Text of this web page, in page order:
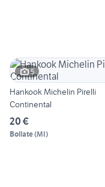
5
Hankook Michelin Pirelli
Continental
20 €
Bollate(MI)